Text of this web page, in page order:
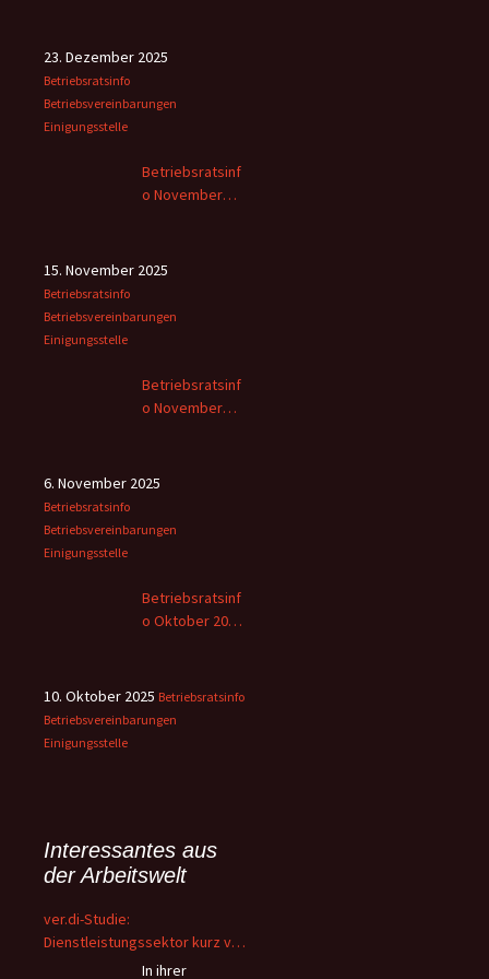
23. Dezember 2025
Betriebsratsinfo
Betriebsvereinbarungen
Einigungsstelle
Betriebsratsinf
o November
15. November 2025
Betriebsratsinfo
Betriebsvereinbarungen
Einigungsstelle
Betriebsratsinf
o November
6. November 2025
Betriebsratsinfo
Betriebsvereinbarungen
Einigungsstelle
Betriebsratsinf
o Oktober 2025
10. Oktober 2025 Betriebsratsinfo
Betriebsvereinbarungen
Einigungsstelle
Interessantes aus
der Arbeitswelt
ver.di-Studie:
Dienstleistungssektor kurz vor
dem Kollaps – Beschäftigte
In ihrer